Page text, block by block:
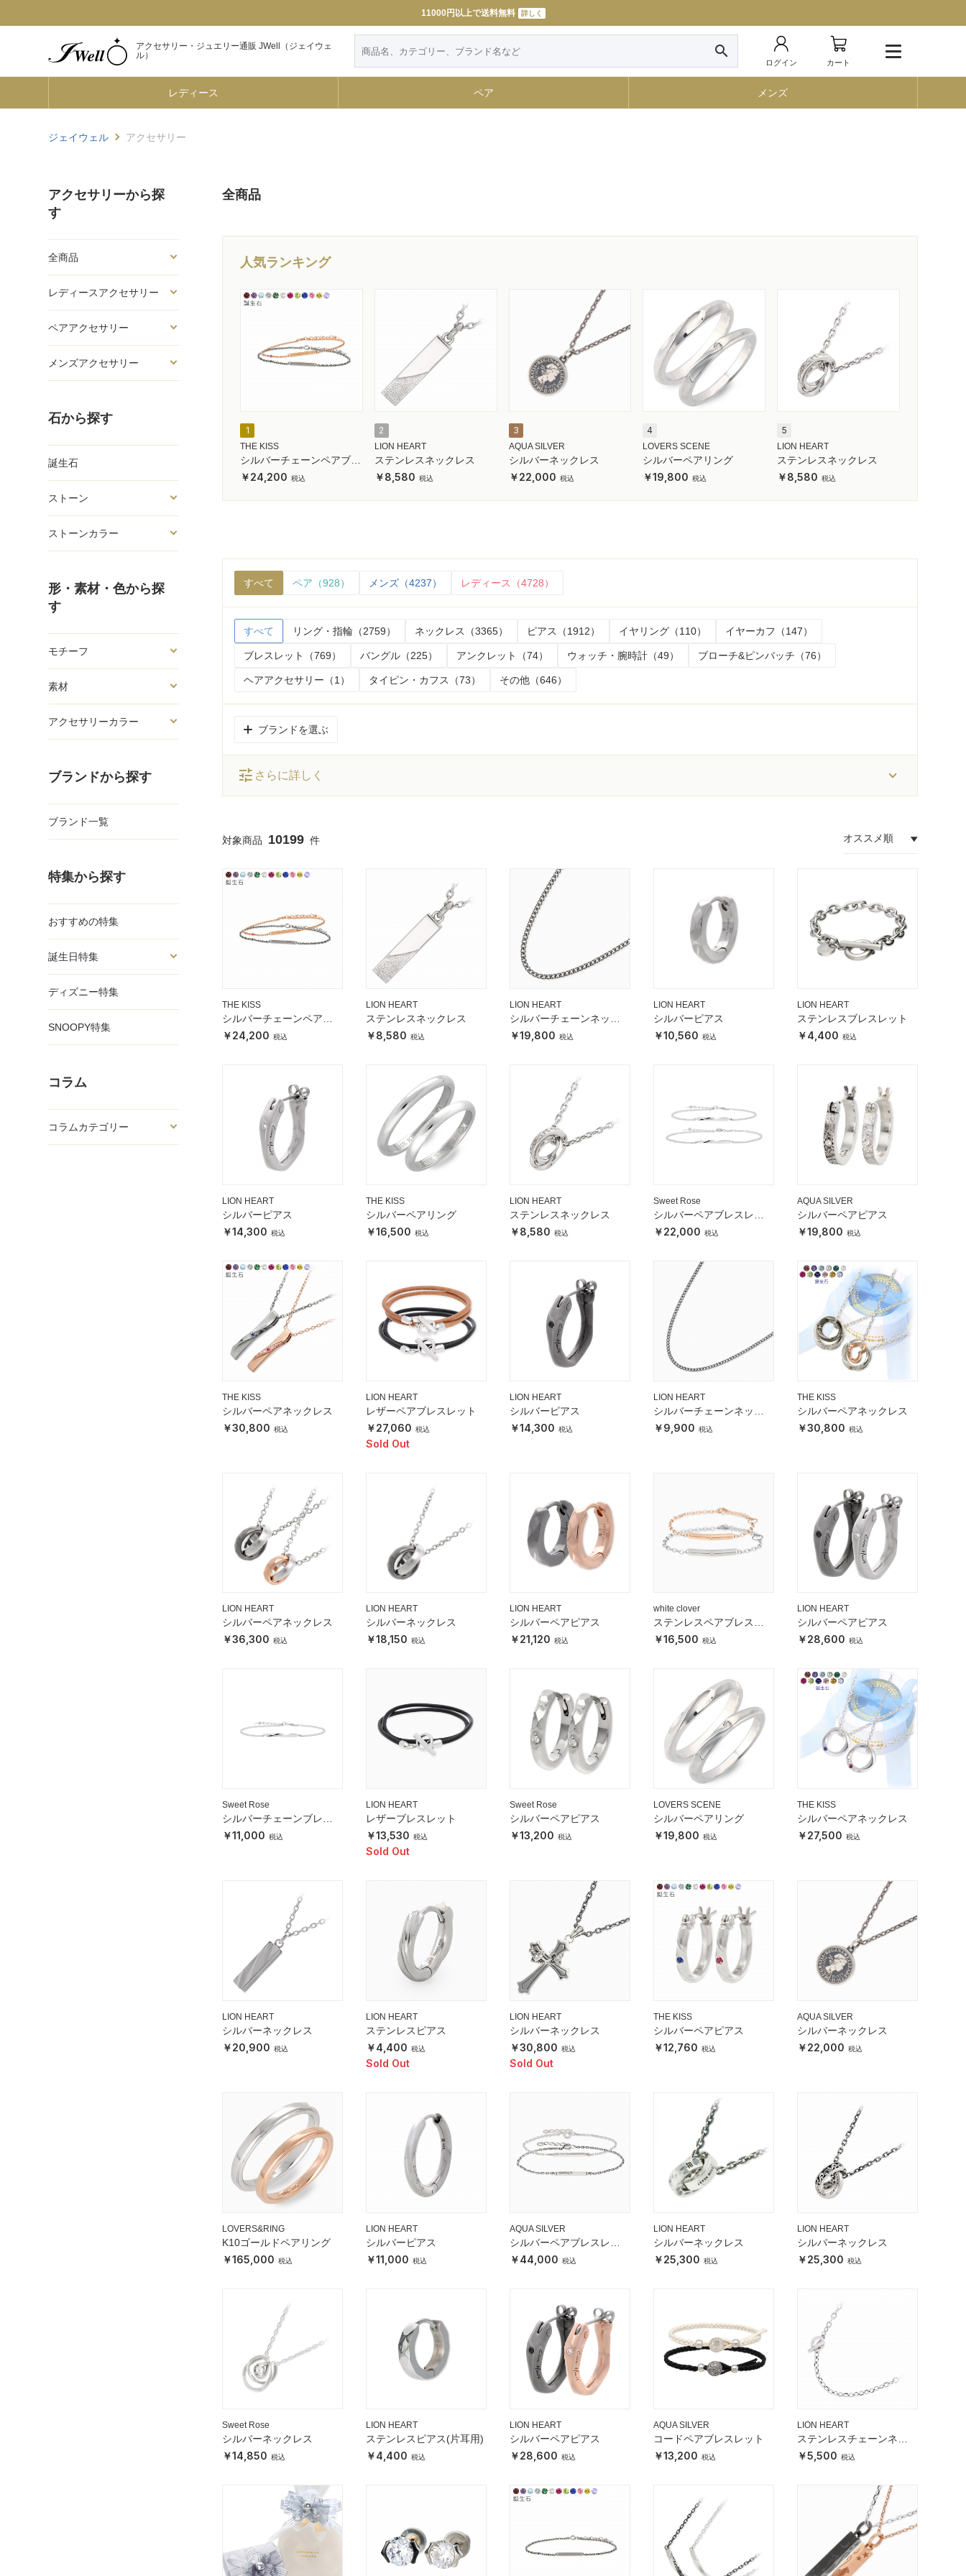
11000円以上で送料無料 詳しく
アクセサリー・ジュエリー通販 JWell（ジェイウェ
ル）
search
ログイン カート
レディース ペア メンズ
ジェイウェル アクセサリー
アクセサリーから探
す
全商品
レディースアクセサリー
ペアアクセサリー
メンズアクセサリー
石から探す
誕生石
ストーン
ストーンカラー
形・素材・色から探
す
モチーフ
素材
アクセサリーカラー
ブランドから探す
ブランド一覧
特集から探す
おすすめの特集
誕生日特集
ディズニー特集
SNOOPY特集
コラム
コラムカテゴリー
全商品
人気ランキング
1
THE KISS
シルバーチェーンペアブレ
スレット
24,200
2
LION HEART
ステンレスネックレス
8,580
3
AQUA SILVER
シルバーネックレス
22,000
4
LOVERS SCENE
シルバーペアリング
19,800
5
LION HEART
ステンレスネックレス
8,580
すべて ペア（928） メンズ（4237） レディース（4728）
すべて リング・指輪（2759） ネックレス（3365） ピアス（1912） イヤリング（110） イヤーカフ（147）
ブレスレット（769） バングル（225） アンクレット（74） ウォッチ・腕時計（49） ブローチ&ピンバッチ（76）
ヘアアクセサリー（1） タイピン・カフス（73） その他（646）
ブランドを選ぶ
tune さらに詳しく
10199
THE KISS
シルバーチェーンペアブ
レスレット
24,200
LION HEART
ステンレスネックレス
8,580
LION HEART
シルバーチェーンネック
レス19,800
LION HEART
シルバーピアス
10,560
LION HEART
ステンレスブレスレット
4,400
LION HEART
シルバーピアス
14,300
THE KISS
シルバーペアリング
16,500
LION HEART
ステンレスネックレス
8,580
Sweet Rose
シルバーペアブレスレッ
ト22,000
AQUA SILVER
シルバーペアピアス
19,800
THE KISS
シルバーペアネックレス
30,800
LION HEART
レザーペアブレスレット
27,060
Sold Out
LION HEART
シルバーピアス
14,300
LION HEART
シルバーチェーンネック
レス9,900
THE KISS
シルバーペアネックレス
30,800
LION HEART
シルバーペアネックレス
36,300
LION HEART
シルバーネックレス
18,150
LION HEART
シルバーペアピアス
21,120
white clover
ステンレスペアブレスレ
ット16,500
LION HEART
シルバーペアピアス
28,600
Sweet Rose
シルバーチェーンブレス
レット
11,000
LION HEART
レザーブレスレット
13,530
Sold Out
Sweet Rose
シルバーペアピアス
13,200
LOVERS SCENE
シルバーペアリング
19,800
THE KISS
シルバーペアネックレス
27,500
LION HEART
シルバーネックレス
20,900
LION HEART
ステンレスピアス
4,400
Sold Out
LION HEART
シルバーネックレス
30,800
Sold Out
THE KISS
シルバーペアピアス
12,760
AQUA SILVER
シルバーネックレス
22,000
LOVERS&RING
K10ゴールドペアリング
165,000
LION HEART
シルバーピアス
11,000
AQUA SILVER
シルバーペアブレスレッ
ト44,000
LION HEART
シルバーネックレス
25,300
LION HEART
シルバーネックレス
25,300
Sweet Rose
シルバーネックレス
14,850
LION HEART
ステンレスピアス(片耳用)
4,400
LION HEART
シルバーペアピアス
28,600
AQUA SILVER
コードペアブレスレット
13,200
LION HEART
ステンレスチェーンネッ
クレス
5,500